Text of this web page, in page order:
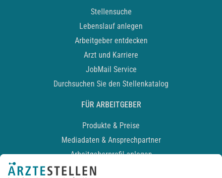
Stellensuche
Lebenslauf anlegen
Arbeitgeber entdecken
Arzt und Karriere
JobMail Service
Durchsuchen Sie den Stellenkatalog
FÜR ARBEITGEBER
Produkte & Preise
Mediadaten & Ansprechpartner
Arbeitgeberprofil anlegen
Recruiting-Podcast